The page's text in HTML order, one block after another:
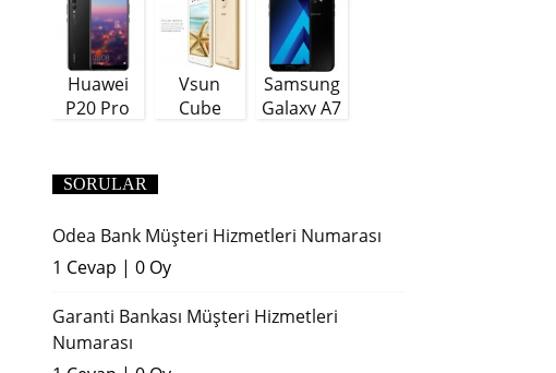
Huawei
P20 Pro
Vsun
Cube
Samsung
Galaxy A7
SORULAR
Odea Bank Müşteri Hizmetleri Numarası
1 Cevap | 0 Oy
Garanti Bankası Müşteri Hizmetleri
Numarası